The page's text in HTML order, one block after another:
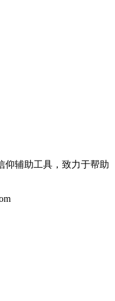
仰辅助工具，致力于帮助